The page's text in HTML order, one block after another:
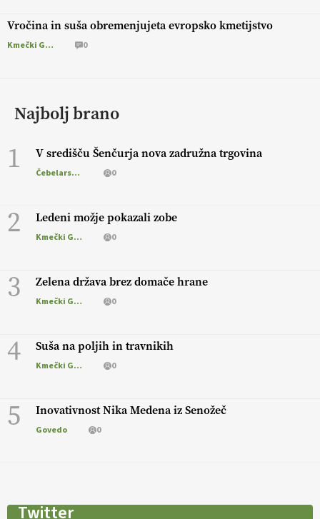
Vročina in suša obremenjujeta evropsko kmetijstvo
Kmečki Glas 0
Najbolj brano
1 V središču Šenčurja nova zadružna trgovina
Čebelarstvo 0
2 Ledeni možje pokazali zobe
Kmečki Glas 0
3 Zelena država brez domače hrane
Kmečki Glas 0
4 Suša na poljih in travnikih
Kmečki Glas 0
5 Inovativnost Nika Medena iz Senožeč
Govedo 0
Twitter